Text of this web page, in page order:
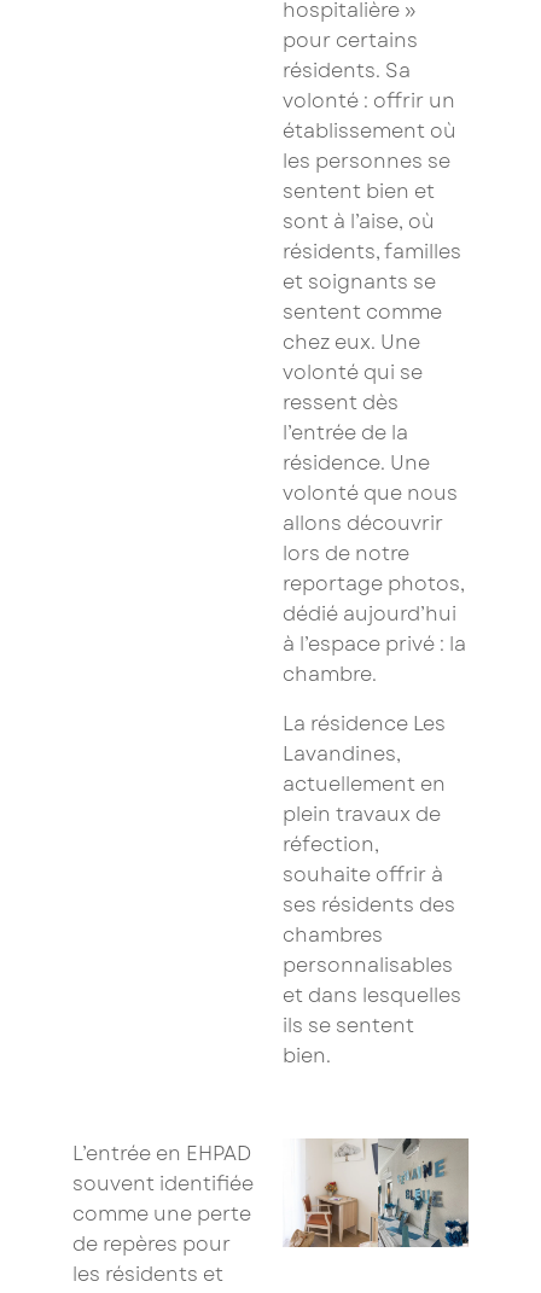
hospitalière »
pour certains
résidents. Sa
volonté : offrir un
établissement où
les personnes se
sentent bien et
sont à l’aise, où
résidents, familles
et soignants se
sentent comme
chez eux. Une
volonté qui se
ressent dès
l’entrée de la
résidence. Une
volonté que nous
allons découvrir
lors de notre
reportage photos,
dédié aujourd’hui
à l’espace privé : la
chambre.
La résidence Les
Lavandines,
actuellement en
plein travaux de
réfection,
souhaite offrir à
ses résidents des
chambres
personnalisables
et dans lesquelles
ils se sentent
bien.
L’entrée en EHPAD
souvent identifiée
comme une perte
de repères pour
les résidents et
Je confirme mon inscription à la newsletter
Les champs marqués d’un astérisque (*) sont